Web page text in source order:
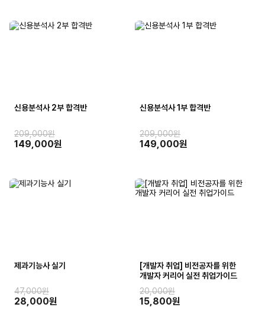
신용분석사 2부 합격반
209,000원
149,000원
신용분석사 1부 합격반
209,000원
149,000원
제과기능사 실기
47,000원
28,000원
[개발자 취업] 비전공자를 위한
개발자 커리어 실전 취업가이드
20,000원
15,800원